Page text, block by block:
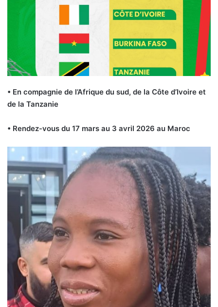
• En compagnie de l’Afrique du sud, de la Côte d’Ivoire et
de la Tanzanie
• Rendez-vous du 17 mars au 3 avril 2026 au Maroc